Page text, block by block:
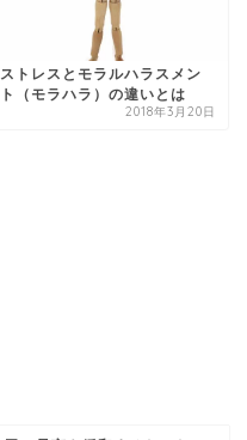
ストレスとモラルハラスメン
ト（モラハラ）の違いとは
2018年3月20日